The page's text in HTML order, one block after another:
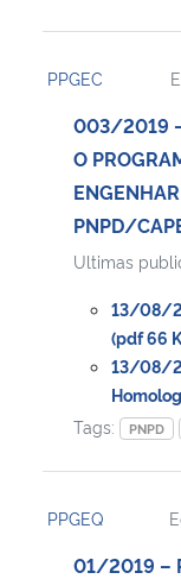
PPGEC
003/2019 –
O
PNPD/
Ultimas
13/08/
(pdf 66
13/08/
Tags:
PNPD
PPGEQ
01/2019 –